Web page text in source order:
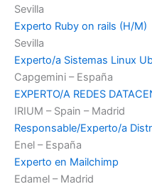
Sevilla
Experto Ruby on rails (H/M)
Sevilla
Experto/a Sistemas Linux
Capgemini – España
EXPERTO/A REDES
IRIUM – Spain – Madrid
Responsable/Experto/a
Enel – España
Experto en Mailchimp
Edamel – Madrid